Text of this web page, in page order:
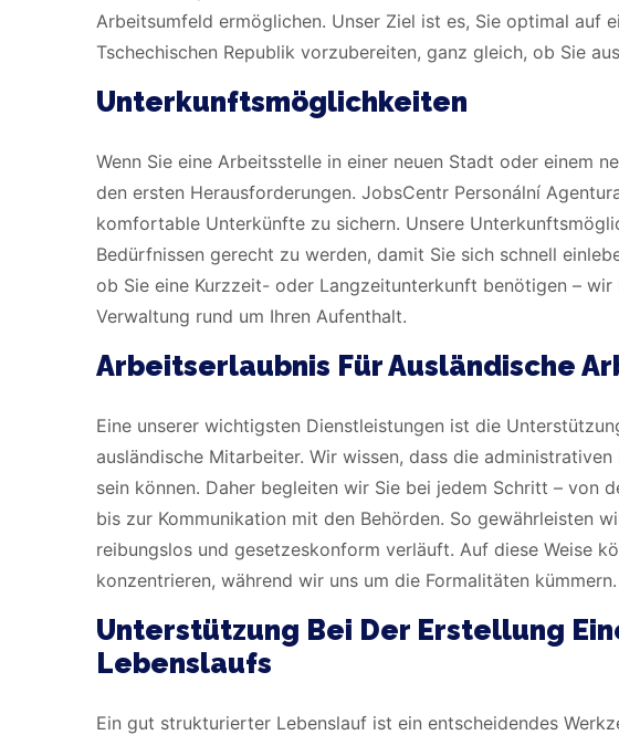
Arbeitsumfeld ermöglichen. Unser Ziel ist es, Sie optimal auf
Tschechischen Republik vorzubereiten, ganz gleich, ob Sie
Unterkunftsmöglichkeiten
Wenn Sie eine Arbeitsstelle in einer neuen Stadt oder einem
den ersten Herausforderungen. JobsCentr Personální
komfortable Unterkünfte zu sichern. Unsere
Bedürfnissen gerecht zu werden, damit Sie sich schnell
ob Sie eine Kurzzeit- oder Langzeitunterkunft benötigen –
Verwaltung rund um Ihren Aufenthalt.
Arbeitserlaubnis Für Ausländische
Eine unserer wichtigsten Dienstleistungen ist die
ausländische Mitarbeiter. Wir wissen, dass die
sein können. Daher begleiten wir Sie bei jedem Schritt – von
bis zur Kommunikation mit den Behörden. So gewährleisten
reibungslos und gesetzeskonform verläuft. Auf diese Weise
konzentrieren, während wir uns um die Formalitäten kümmern.
Unterstützung Bei Der Erstellung
Lebenslaufs
Ein gut strukturierter Lebenslauf ist ein entscheidendes